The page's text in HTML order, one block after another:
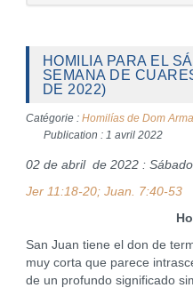
HOMILIA PARA EL
SEMANA DE
DE 2022)
Catégorie : Homilías de Dom
Publication : 1 avril 2022
02 de abril de 2022 :
Jer 11:18-20; Juan. 7:40-53
San Juan tiene el don de
muy corta que parece
de un profundo significado